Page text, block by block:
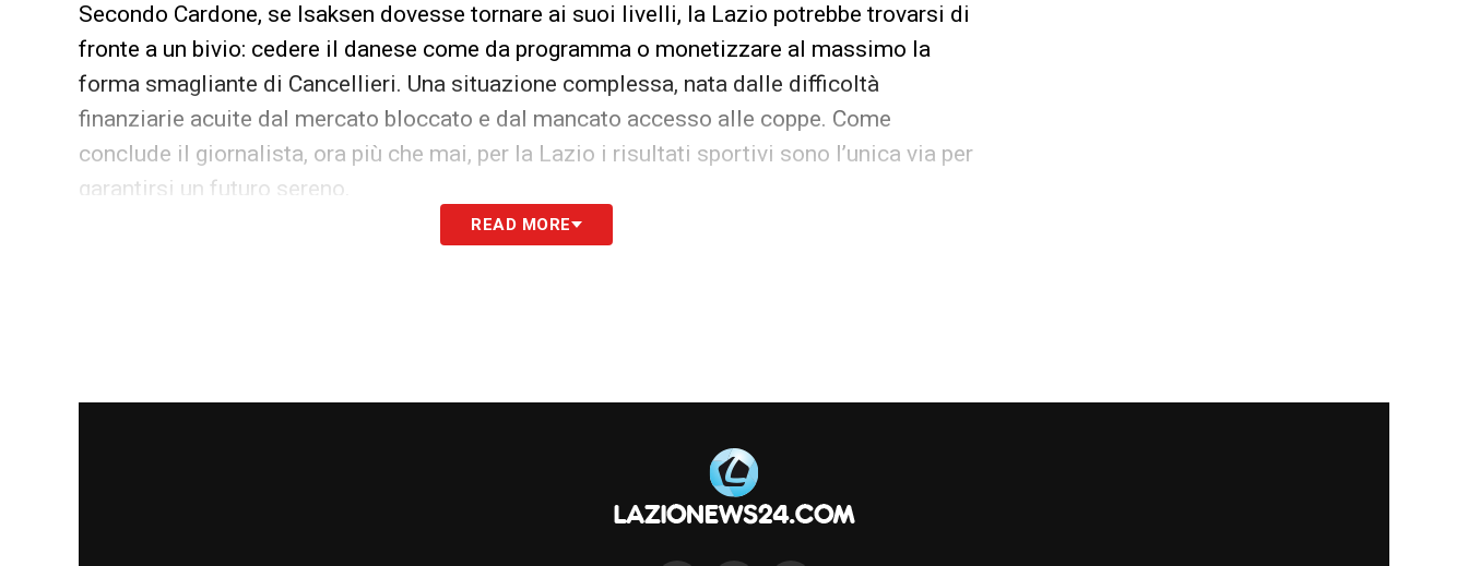
Secondo Cardone, se Isaksen dovesse tornare ai suoi livelli, la Lazio potrebbe trovarsi di
fronte a un bivio: cedere il danese come da programma o monetizzare al massimo la
forma smagliante di Cancellieri. Una situazione complessa, nata dalle difficoltà
finanziarie acuite dal mercato bloccato e dal mancato accesso alle coppe. Come
conclude il giornalista, ora più che mai, per la Lazio i risultati sportivi sono l’unica via per
garantirsi un futuro sereno.
READ MORE